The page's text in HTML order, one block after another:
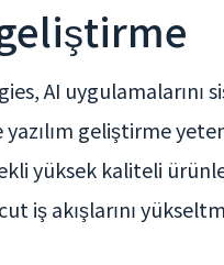
AI uygulamalarını
geliştirme
yüksek kaliteli
iş akışlarını